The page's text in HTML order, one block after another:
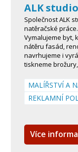
ALK studio
Společnost ALK
natěračské
Vymalujeme byt,
nátěru fasád,
navrhujeme i
tiskneme
MALÍŘSTVÍ A
REKLAMNÍ
Více